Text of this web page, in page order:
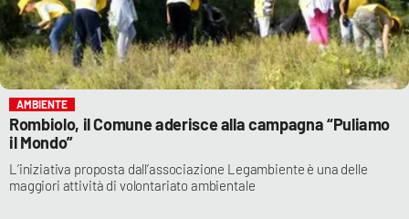
AMBIENTE
Rombiolo, il Comune aderisce alla campagna “Puliamo
il Mondo”
L’iniziativa proposta dall’associazione Legambiente è una delle
maggiori attività di volontariato ambientale